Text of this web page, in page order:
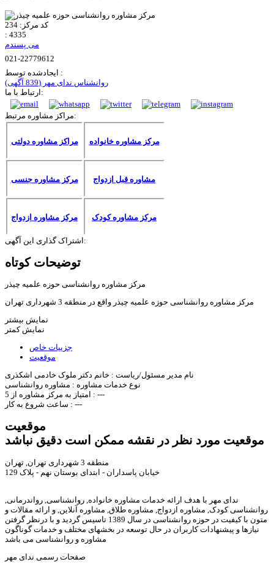
کد مرکز: 234
: 4335
می پسندم
021-22779612
ایجادشده توسط :
روانشناس ندای مهر (839 آگهی)
ارتباط با ما:
مراکز مشاوره مرتبط:
مراکز مشاوره دولتی مرکز مشاوره خانواده
مرکز مشاوره جنسی مشاوره قبل ازدواج
مرکز مشاوره ازدواج مرکز مشاوره کودک
اشتراک گذاری این آگهی:
توضیحات کوتاه
مرکز مشاوره روانشناسی حوزه علمیه چیذر
مرکز مشاوره روانشناسی حوزه علمیه چیذر واقع در منطقه 3 شهرداری تهران
نمایش بیشتر
نمایش کمتر
جزییات خاص
موقعیت
نام مدیر مسئول/ریاست : خانم دکتر ملوک خادمی اشکذری
نوع خدمات مشاوره : مشاوره روانشناسی
امتیاز به مرکز مشاوره از 5 : ---
ساعت شروع به کار : ---
موقعیت
موقعیت مورد نظر در نقشه ممکن است دقیق نباشد
منطقه 3 شهرداری تهران, تهران
خیابان پاسداران - ابتدای بوستان نهم - پلاک 129
ندای مهر با هدف ارائه خدمات مشاوره خانواده, روانشناسی, رواندرمانی,
روانشناسی کودک, مشاوره ازدواج, مشاوره طلاق, مشاوره آنلاین, و ارائه مقالات و
متون با کیفیت در حوزه روانشناسی در سال 1389 تاسیس گردید و با درنظر گرفتن
نیازها و پیشنهادات کاربران در حال توسعه در بخشهای مختلف و خدمات گوناگون
مشاوره و روانشناسی می باشد
صفحات رسمی ندای مهر